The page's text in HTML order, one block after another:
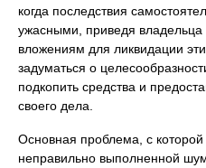
когда последствия
ужасными, приведя
вложениям для ликвидации
задуматься о
подкопить средства и
своего дела.
Основная проблема, с
неправильно выполненной